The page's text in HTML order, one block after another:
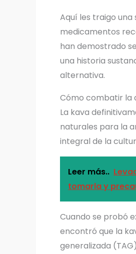
Aquí les traigo
medicamentos
han demostrado
una historia
alternativa.
Cómo combatir la
La kava
naturales para la
integral de la
Leer más..
tomarla y
Cuando se probó
encontró que la
generalizada